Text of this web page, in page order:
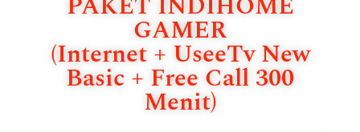
GAMER
(Internet + UseeTv New
Basic + Free Call 300
Menit)